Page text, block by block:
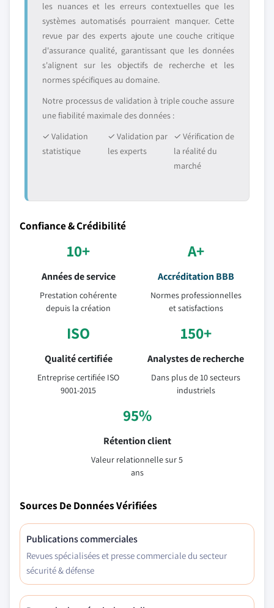
les nuances et les erreurs contextuelles que les
systèmes automatisés pourraient manquer. Cette
revue par des experts ajoute une couche critique
d'assurance qualité, garantissant que les données
s'alignent sur les objectifs de recherche et les
normes spécifiques au domaine.
Notre processus de validation à triple couche assure
une fiabilité maximale des données :
✓ Validation
statistique
✓ Validation par
les experts
✓ Vérification de
la réalité du
marché
Confiance & Crédibilité
10+
Années de service
Prestation cohérente
depuis la création
A+
Accréditation BBB
Normes professionnelles
et satisfactions
ISO
Qualité certifiée
Entreprise certifiée ISO
9001-2015
150+
Analystes de recherche
Dans plus de 10 secteurs
industriels
95%
Rétention client
Valeur relationnelle sur 5
ans
Sources De Données Vérifiées
Publications commerciales
Revues spécialisées et presse commerciale du secteur
sécurité & défense